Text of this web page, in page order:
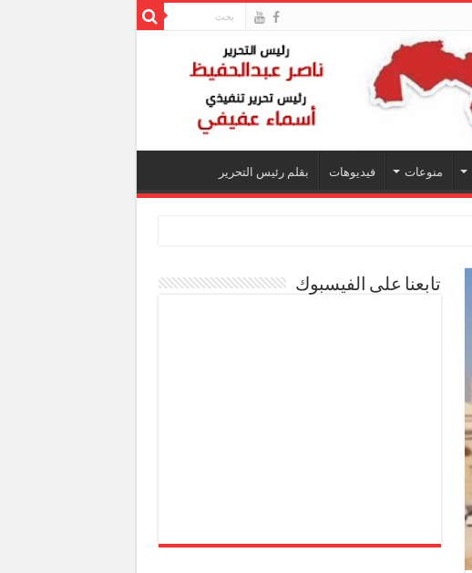
منوعات فيديوهات بقلم رئيس التحرير
تابعنا على الفيسبوك